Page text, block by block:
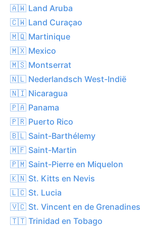
🇦🇼 Land Aruba
🇨🇼 Land Curaçao
🇲🇶 Martinique
🇲🇽 Mexico
🇲🇸 Montserrat
🇳🇱 Nederlandsch West-Indië
🇳🇮 Nicaragua
🇵🇦 Panama
🇵🇷 Puerto Rico
🇧🇱 Saint-Barthélemy
🇲🇫 Saint-Martin
🇵🇲 Saint-Pierre en Miquelon
🇰🇳 St. Kitts en Nevis
🇱🇨 St. Lucia
🇻🇨 St. Vincent en de Grenadines
🇹🇹 Trinidad en Tobago